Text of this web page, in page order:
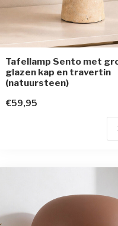
Tafellamp Sento met
glazen kap en travertin
(natuursteen)
€59,95